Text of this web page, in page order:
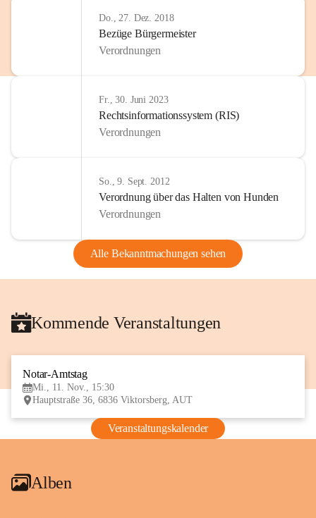
Do., 27. Dez. 2018
Bezüge Bürgermeister
Verordnungen
Fr., 30. Juni 2023
Rechtsinformationssystem (RIS)
Verordnungen
So., 9. Sept. 2012
Verordnung über das Halten von Hunden
Verordnungen
Alle Bekanntmachungen sehen
Kommende Veranstaltungen
Notar-Amtstag
Mi., 11. Nov., 15:30
Hauptstraße 36, 6836 Viktorsberg, AUT
Veranstaltungskalender
Alben